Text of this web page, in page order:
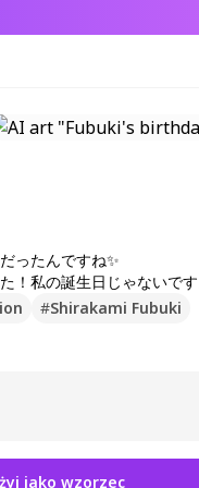
ったんですね✨️
！私の誕生日じゃないで
#Shirakami Fubuki
jako wzorzec